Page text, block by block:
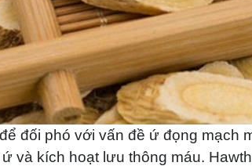
đối phó với vấn đề ứ đọng mạch
và kích hoạt lưu thông máu.